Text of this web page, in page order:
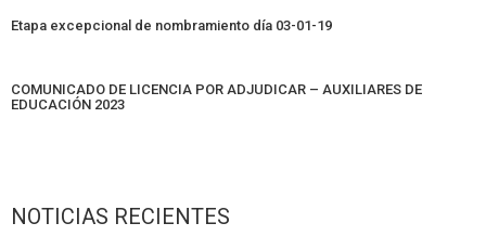
Etapa excepcional de nombramiento día 03-01-19
COMUNICADO DE LICENCIA POR ADJUDICAR – AUXILIARES DE
EDUCACIÓN 2023
NOTICIAS RECIENTES